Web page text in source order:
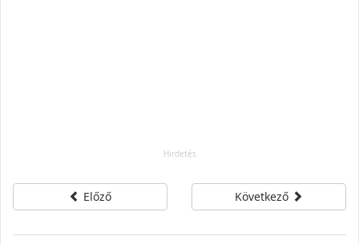
Előző Következő